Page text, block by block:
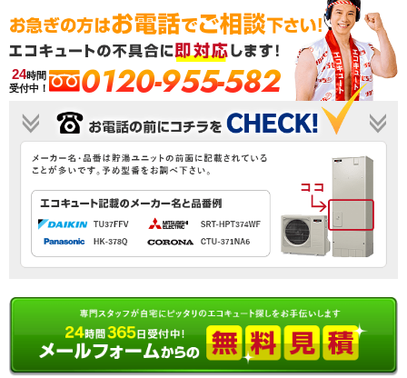
24時間
受付中！
0120-955-582